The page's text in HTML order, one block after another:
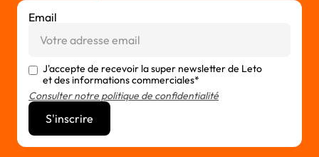
Email
J'accepte de recevoir la super newsletter de Leto
et des informations commerciales*
Consulter notre politique de confidentialité